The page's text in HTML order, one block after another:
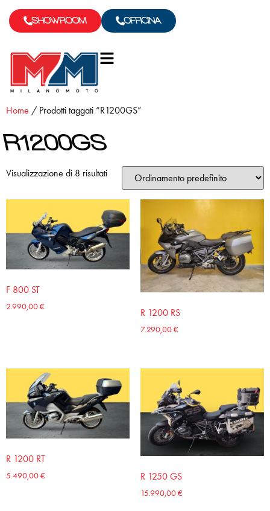
SHOWROOM OFFICINA
Home / Prodotti taggati “R1200GS”
R1200GS
Visualizzazione di 8 risultati
F 800 ST
2.990,00€
R 1200 RS
7.290,00€
R 1200 RT
5.490,00€ R 1250 GS
15.990,00€